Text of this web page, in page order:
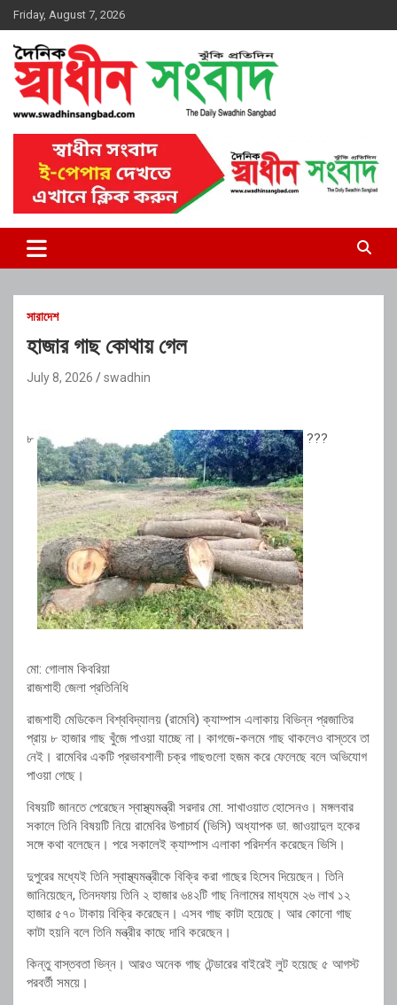
Skip
to
content
Friday, August 7, 2026
দৈনিক স্বাধীন সংবাদ
সারাদেশ
হাজার গাছ কোথায় গেল
July 8, 2026 swadhin
৮ ???
মো: গোলাম কিবরিয়া
রাজশাহী জেলা প্রতিনিধি
রাজশাহী মেডিকেল বিশ্ববিদ্যালয় (রামেবি) ক্যাম্পাস এলাকায় বিভিন্ন প্রজাতির
প্রায় ৮ হাজার গাছ খুঁজে পাওয়া যাচ্ছে না। কাগজে-কলমে গাছ থাকলেও বাস্তবে তা
নেই। রামেবির একটি প্রভাবশালী চক্র গাছগুলো হজম করে ফেলেছে বলে অভিযোগ
পাওয়া গেছে।
বিষয়টি জানতে পেরেছেন স্বাস্থ্যমন্ত্রী সরদার মো. সাখাওয়াত হোসেনও। মঙ্গলবার
সকালে তিনি বিষয়টি নিয়ে রামেবির উপাচার্য (ভিসি) অধ্যাপক ডা. জাওয়াদুল হকের
সঙ্গে কথা বলেছেন। পরে সকালেই ক্যাম্পাস এলাকা পরিদর্শন করেছেন ভিসি।
দুপুরের মধ্যেই তিনি স্বাস্থ্যমন্ত্রীকে বিক্রি করা গাছের হিসেব দিয়েছেন। তিনি
জানিয়েছেন, তিনদফায় তিনি ২ হাজার ৬৪২টি গাছ নিলামের মাধ্যমে ২৬ লাখ ১২
হাজার ৫৭০ টাকায় বিক্রি করেছেন। এসব গাছ কাটা হয়েছে। আর কোনো গাছ
কাটা হয়নি বলে তিনি মন্ত্রীর কাছে দাবি করেছেন।
কিন্তু বাস্তবতা ভিন্ন। আরও অনেক গাছ টেন্ডারের বাইরেই লুট হয়েছে ৫ আগস্ট
পরবর্তী সময়ে।